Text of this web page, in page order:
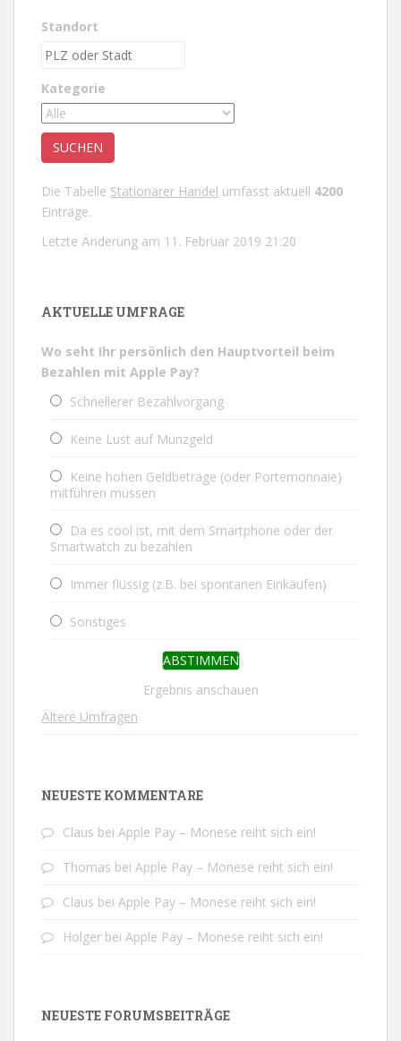
Standort
Kategorie
Die Tabelle Stationärer Handel umfasst aktuell 4200
Einträge.
Letzte Änderung am 11. Februar 2019 21:20
AKTUELLE UMFRAGE
Wo seht Ihr persönlich den Hauptvorteil beim
Bezahlen mit Apple Pay?
Schnellerer Bezahlvorgang
Keine Lust auf Münzgeld
Keine hohen Geldbeträge (oder Portemonnaie)
mitführen müssen
Da es cool ist, mit dem Smartphone oder der
Smartwatch zu bezahlen
Immer flüssig (z.B. bei spontanen Einkäufen)
Sonstiges
Ergebnis anschauen
Ältere Umfragen
NEUESTE KOMMENTARE
Claus bei Apple Pay – Monese reiht sich ein!
Thomas bei Apple Pay – Monese reiht sich ein!
Claus bei Apple Pay – Monese reiht sich ein!
Holger bei Apple Pay – Monese reiht sich ein!
NEUESTE FORUMSBEITRÄGE